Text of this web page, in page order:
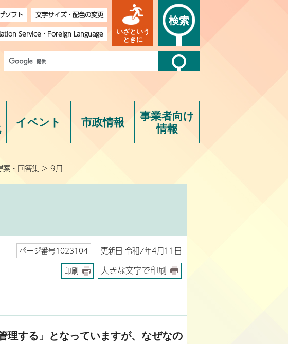
ソフト
文字サイズ・配色の変更
Service・ Foreign Language
いざという
ときに
検索
イベント 市政情報
事業者向け
情報
案・回答集 > 9月
ページ番号1023104 更新日 令和7年4月11日
印刷 大きな文字で印刷
理する」となっていますが、なぜなの